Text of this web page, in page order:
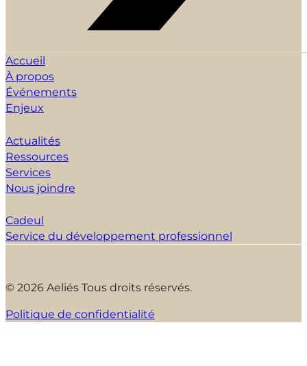
Accueil
À propos
Événements
Enjeux
Actualités
Ressources
Services
Nous joindre
Cadeul
Service du développement professionnel
© 2026 Aeliés Tous droits réservés.
Politique de confidentialité